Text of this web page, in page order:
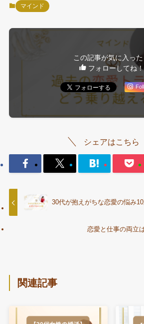
マインド
この記事が気に入った
フォローしてね！
シェアはこちら
30代が抱えがちな恋愛の悩み
恋愛と仕事の両立
関連記事